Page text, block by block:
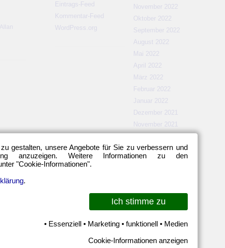
Allan
Eintrags-Feed
Kommentar-Feed
WordPress.org
November 2022
Oktober 2022
September 2022
August 2022
Mai 2022
April 2022
März 2022
Februar 2022
Januar 2022
Dezember 2021
November 2021
September 2021
August 2021
März 2021
Februar 2021
November 2020
gestalten, unsere Angebote für Sie zu verbessern und
anzuzeigen. Weitere Informationen zu den
"Cookie-Informationen".
.
Ich stimme zu
• Essenziell • Marketing • funktionell • Medien
Cookie-Informationen anzeigen